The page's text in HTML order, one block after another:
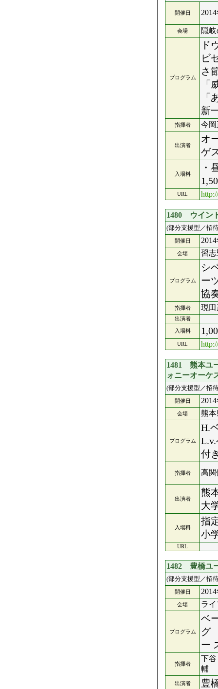
開催日
会場 隠
プログラム
ド
ビ
さ
「
新
指揮者 今
出演者
オ
ゲ
入場料
・
URL
1480 ウイン
(部分支援型／招
開催日
会場 習
プログラム
シ
ー
協
指揮者 現
出演者
入場料
URL
1481 熊本ユ
ォニーオー
(部分支援型／招
開催日
会場 熊
プログラム
H.
付
指揮者 高関
出演者
熊
大
入場料
指
小
URL
1482 豊橋ユ
(部分支援型／招
開催日
会場 ラ
プログラム
ベ
グ
ー
指揮者
下
輔
出演者 豊